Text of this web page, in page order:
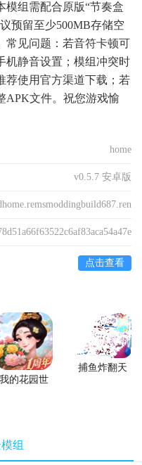
模组需配合原版“节奏盒
预留至少500MB存储空
常见问题：若音符卡顿可
机静音设置；模组冲突时
荐使用官方渠道下载；若
APK文件。祝您游戏愉
home
v0.5.7 安卓版
点击查看
我的花园世
捕鱼炸翻天
组